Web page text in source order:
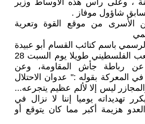
، وعلى رأس هذه الاوساط وزير
شاؤول موفاز .
الأسرى من موقع القوة وتعرية
باسم كتائب القسام أبو عبيدة
، التي انتظرها الشعب الفلسطيني طويلا يوم السبت 28
رباطة جأش المقاومة، وعن
في المعركة بقوله :" عدوان الاحتلال
ليس إلا لألم عظيم يتجرعه...
تهديداته يوميا إننا لا نزال في
هزيمة أكبر مما كان يتوقع أو